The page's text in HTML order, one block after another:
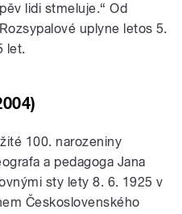
lidi stmeluje.“ Od
uplyne letos 5.
let.
100. narozeniny
a pedagoga Jana
sty lety 8. 6. 1925 v
Československého